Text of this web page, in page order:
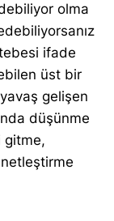
olma
ifade
üst bir
gelişen
düşünme
gitme,
netleştirme